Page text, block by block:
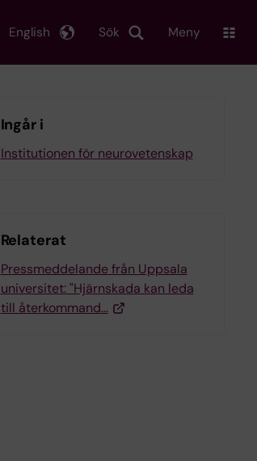
Sök
English Meny
Ingår i
Institutionen för neurovetenskap
Relaterat
Pressmeddelande från Uppsala
universitet: "Hjärnskada kan leda
till återkommand…